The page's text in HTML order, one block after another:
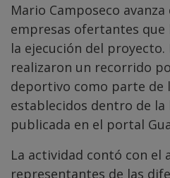
Mario Camposeco
empresas ofertantes
la ejecución del
realizaron un recorrido
deportivo como parte de
establecidos dentro de
publicada en el portal
La actividad contó con el
representantes de las